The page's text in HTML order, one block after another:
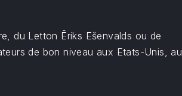
du Letton Ēriks Ešenvalds ou de
de bon niveau aux Etats-Unis, au